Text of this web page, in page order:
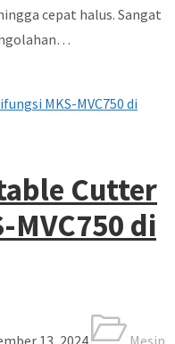
cepat halus. Sangat
Cutter
di
13, 2024 Mesin